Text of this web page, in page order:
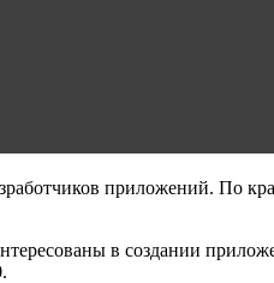
приложений. По
в создании